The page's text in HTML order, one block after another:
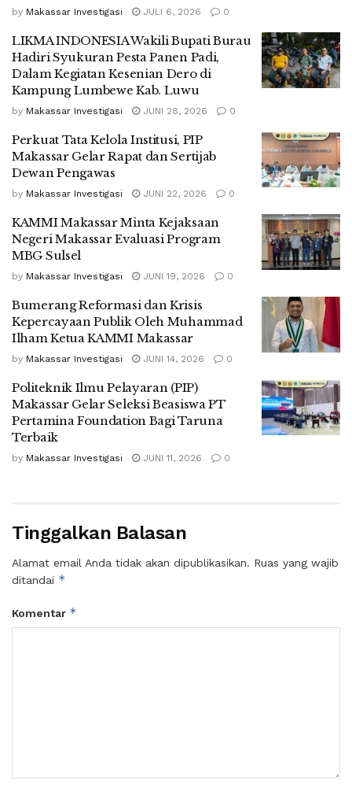
by Makassar Investigasi JULI 6, 2026 0
LIKMA INDONESIA Wakili Bupati Burau
Hadiri Syukuran Pesta Panen Padi,
Dalam Kegiatan Kesenian Dero di
Kampung Lumbewe Kab. Luwu
by Makassar Investigasi JUNI 28, 2026 0
Perkuat Tata Kelola Institusi, PIP
Makassar Gelar Rapat dan Sertijab
Dewan Pengawas
by Makassar Investigasi JUNI 22, 2026 0
KAMMI Makassar Minta Kejaksaan
Negeri Makassar Evaluasi Program
MBG Sulsel
by Makassar Investigasi JUNI 19, 2026 0
Bumerang Reformasi dan Krisis
Kepercayaan Publik Oleh Muhammad
Ilham Ketua KAMMI Makassar
by Makassar Investigasi JUNI 14, 2026 0
Politeknik Ilmu Pelayaran (PIP)
Makassar Gelar Seleksi Beasiswa PT
Pertamina Foundation Bagi Taruna
Terbaik
by Makassar Investigasi JUNI 11, 2026 0
Tinggalkan Balasan
Alamat email Anda tidak akan dipublikasikan. Ruas yang wajib
ditandai *
Komentar *